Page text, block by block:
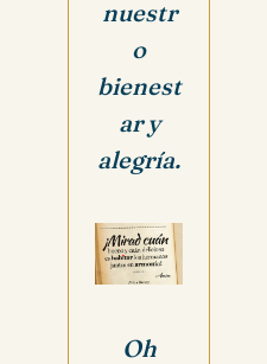
nuestr
o
bienest
ar y
alegría.
Oh